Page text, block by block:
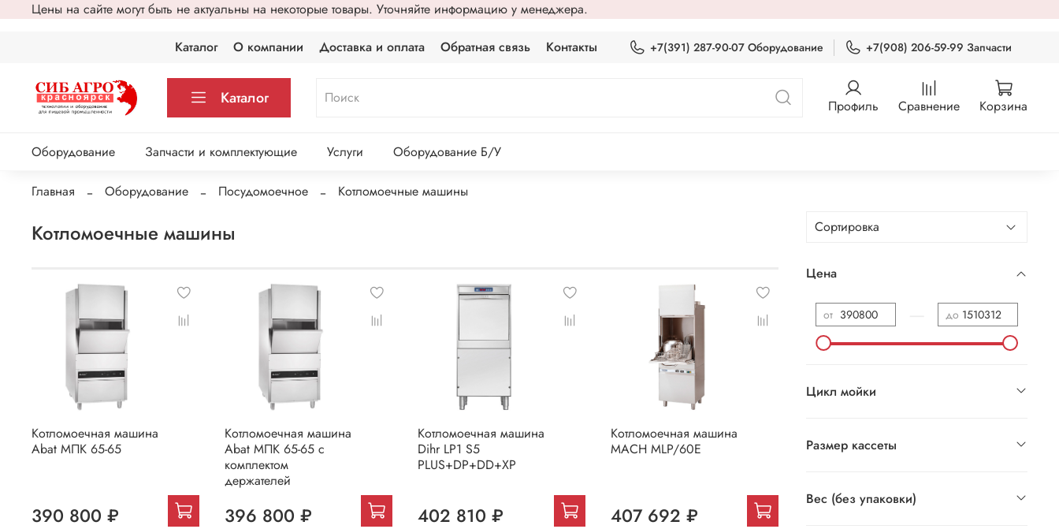
Цены на сайте могут быть не актуальны на некоторые товары. Уточняйте информацию у менеджера.
Каталог О компании Доставка и оплата Обратная связь Контакты +7(391) 287-90-07 Оборудование +7(908) 206-59-99 Запчасти
Каталог Профиль Сравнение Корзина
Оборудование Запчасти и комплектующие Услуги Оборудование Б/У
Главная Оборудование Посудомоечное Котломоечные машины
Котломоечные машины
Котломоечная машина
Abat МПК 65-65
390 800 ₽
Котломоечная машина
Abat МПК 65-65 с
комплектом
держателей
396 800 ₽
Котломоечная машина
Dihr LP1 S5
PLUS+DP+DD+XP
402 810 ₽
Котломоечная машина
MACH MLP/60E
407 692 ₽
Цена
от до
Цикл мойки
Размер кассеты
Вес (без упаковки)